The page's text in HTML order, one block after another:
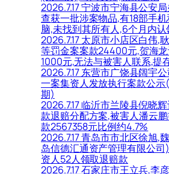
2026.7.17 宁波市宁海县公安
查获一批涉案物品,有18部手
脑,未找到其所有人,6个月内认
2026.7.17 太原市小店区白伟,
等罚金案案款24400元,贺海
1000元,无法与被害人联系,提
2026.7.17 东营市广饶县阔宇
一案集资人发放执行案款公
期)
2026.7.17 临沂市兰陵县倪晓
款退赔分配方案,被害人潘云
款2567358元比例约4.7%
2026.7.17 青岛市市北区徐旭,
岛信德汇通资产管理有限公
资人52人领取退赔款
2026.7.17 石家庄市王立兵,李